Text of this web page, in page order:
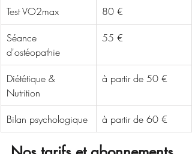
Test VO2max
80 €
Séance
d'ostéopathie
55 €
Diététique &
Nutrition
à partir de 50 €
Bilan psychologique à partir de 60 €